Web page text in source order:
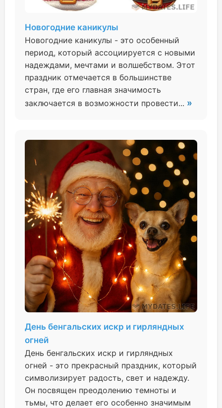
Новогодние каникулы
Новогодние каникулы - это особенный
период, который ассоциируется с новыми
надеждами, мечтами и волшебством. Этот
праздник отмечается в большинстве
стран, где его главная значимость
заключается в возможности провести... »
День бенгальских искр и гирляндных
огней
День бенгальских искр и гирляндных
огней - это прекрасный праздник, который
символизирует радость, свет и надежду.
Он посвящен преодолению темноты и
тьмы, что делает его особенно значимым